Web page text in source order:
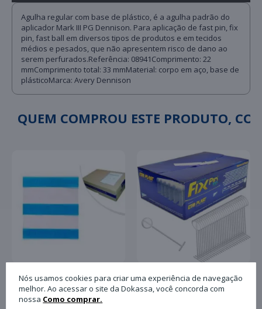
Agulha regular com base de plástico, é a agulha padrão do
aplicador Mark III PG Dennison. Para aplicação de fast pin, fix
pin, fast ball em diversos tipos de produtos e em tecidos
médios e pesados, que não apresentem risco de dano ao
serem perfurados.Referência: 08941Comprimento: 22
mmComprimento total: 33 mmMaterial: corpo em aço, base de
plásticoMarca: Avery Dennison
QUEM COMPROU ESTE PRODUTO,
Envelope Plastico para
Nota Fiscal Plasvit
Pino Plástico Tag Fix
Nós usamos cookies para criar uma experiência de navegação
melhor. Ao acessar o site da Dokassa, você concorda com
nossa Como comprar.